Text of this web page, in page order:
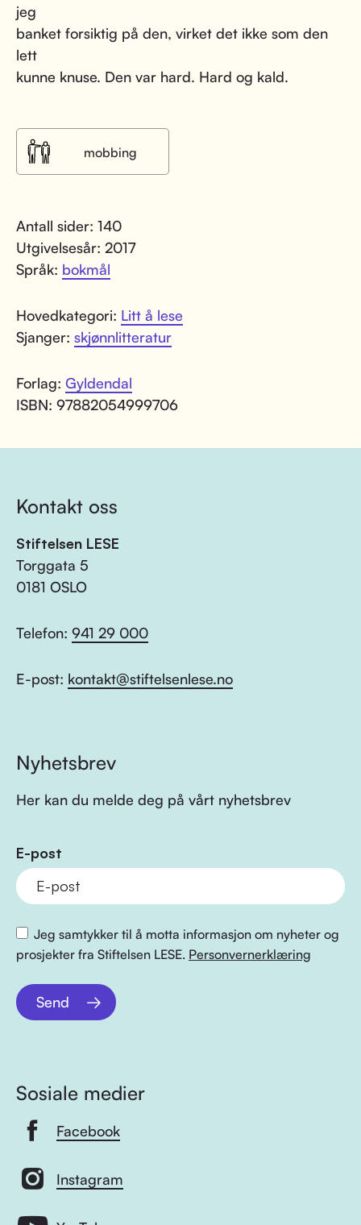
jeg
banket forsiktig på den, virket det ikke som den
lett
kunne knuse. Den var hard. Hard og kald.
mobbing
Antall sider: 140
Utgivelsesår: 2017
Språk: bokmål
Hovedkategori: Litt å lese
Sjanger: skjønnlitteratur
Forlag: Gyldendal
ISBN: 97882054999706
Kontakt oss
Stiftelsen LESE
Torggata 5
0181 OSLO
Telefon: 941 29 000
E-post: kontakt@stiftelsenlese.no
Nyhetsbrev
Her kan du melde deg på vårt nyhetsbrev
E-post
Jeg samtykker til å motta informasjon om nyheter og
prosjekter fra Stiftelsen LESE. Personvernerklæring
Send
Sosiale medier
Facebook
Instagram